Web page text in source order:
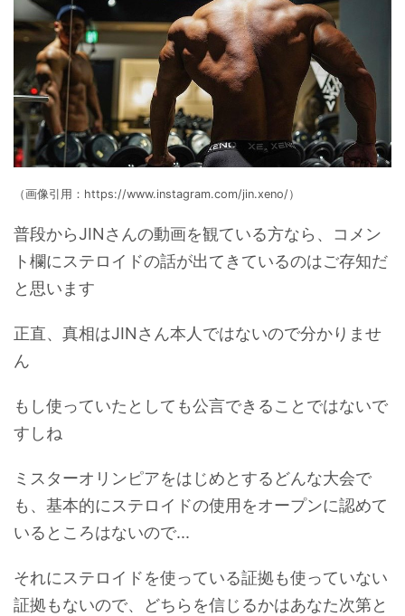
（画像引用：https://www.instagram.com/jin.xeno/）
普段からJINさんの動画を観ている方なら、コメン
ト欄にステロイドの話が出てきているのはご存知だ
と思います
正直、真相はJINさん本人ではないので分かりませ
ん
もし使っていたとしても公言できることではないで
すしね
ミスターオリンピアをはじめとするどんな大会で
も、基本的にステロイドの使用をオープンに認めて
いるところはないので...
それにステロイドを使っている証拠も使っていない
証拠もないので、どちらを信じるかはあなた次第と